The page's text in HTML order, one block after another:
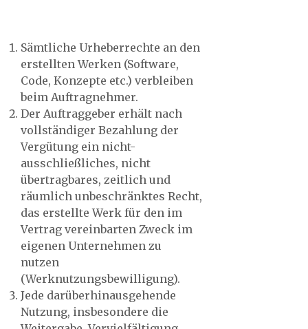
Sämtliche Urheberrechte an den
erstellten Werken (Software,
Code, Konzepte etc.) verbleiben
beim Auftragnehmer.
Der Auftraggeber erhält nach
vollständiger Bezahlung der
Vergütung ein nicht-
ausschließliches, nicht
übertragbares, zeitlich und
räumlich unbeschränktes Recht,
das erstellte Werk für den im
Vertrag vereinbarten Zweck im
eigenen Unternehmen zu
nutzen
(Werknutzungsbewilligung).
Jede darüberhinausgehende
Nutzung, insbesondere die